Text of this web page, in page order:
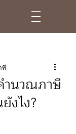
ำนวณภาษี
งไง?
ที